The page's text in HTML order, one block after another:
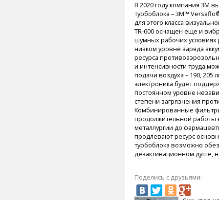
В 2020 году компания 3М
турбоблока – 3M™
для этого класса
TR-600 оснащен еще и
шумных рабочих
низком уровне заряда
ресурса
и интенсивности труда
подачи воздуха – 190, 205
электроника будет
постоянном уровне
степени загрязнения
Комбинированные фильтры
продолжительной работы
металлургии до
продлевают ресурс
турбоблока возможно
дезактивационном душе,
Поделись с друзьями: